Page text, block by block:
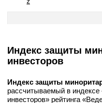
Индекс защиты
инвесторов
Индекс защиты
рассчитываемый в
инвесторов» рейтинга